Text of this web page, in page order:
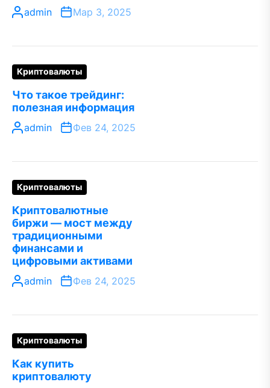
admin Мар 3, 2025
Криптовалюты
Что такое трейдинг:
полезная информация
admin Фев 24, 2025
Криптовалюты
Криптовалютные
биржи — мост между
традиционными
финансами и
цифровыми активами
admin Фев 24, 2025
Криптовалюты
Как купить
криптовалюту